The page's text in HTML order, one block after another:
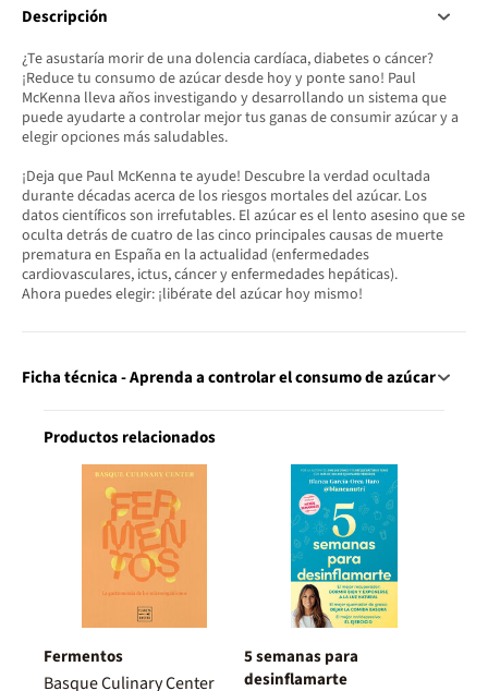
Descripción
¿Te asustaría morir de una dolencia cardíaca, diabetes o cáncer?
¡Reduce tu consumo de azúcar desde hoy y ponte sano! Paul
McKenna lleva años investigando y desarrollando un sistema que
puede ayudarte a controlar mejor tus ganas de consumir azúcar y a
elegir opciones más saludables.
¡Deja que Paul McKenna te ayude! Descubre la verdad ocultada
durante décadas acerca de los riesgos mortales del azúcar. Los
datos científicos son irrefutables. El azúcar es el lento asesino que se
oculta detrás de cuatro de las cinco principales causas de muerte
prematura en España en la actualidad (enfermedades
cardiovasculares, ictus, cáncer y enfermedades hepáticas).
Ahora puedes elegir: ¡libérate del azúcar hoy mismo!
Ficha técnica - Aprenda a controlar el consumo de azúcar
Productos relacionados
Fermentos
Basque Culinary Center
5 semanas para
desinflamarte